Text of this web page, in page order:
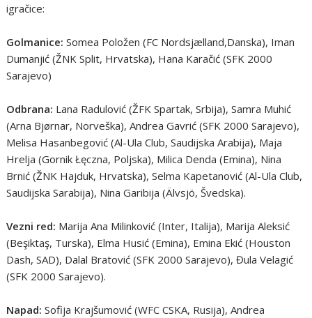
igračice:
Golmanice: Somea Položen (FC Nordsjælland,Danska), Iman
Dumanjić (ŽNK Split, Hrvatska), Hana Karačić (SFK 2000
Sarajevo)
Odbrana: Lana Radulović (ŽFK Spartak, Srbija), Samra Muhić
(Arna Bjørnar, Norveška), Andrea Gavrić (SFK 2000 Sarajevo),
Melisa Hasanbegović (Al-Ula Club, Saudijska Arabija), Maja
Hrelja (Gornik Łęczna, Poljska), Milica Denda (Emina), Nina
Brnić (ŽNK Hajduk, Hrvatska), Selma Kapetanović (Al-Ula Club,
Saudijska Sarabija), Nina Garibija (Älvsjö, Švedska).
Vezni red: Marija Ana Milinković (Inter, Italija), Marija Aleksić
(Beşiktaş, Turska), Elma Husić (Emina), Emina Ekić (Houston
Dash, SAD), Dalal Bratović (SFK 2000 Sarajevo), Đula Velagić
(SFK 2000 Sarajevo).
Napad: Sofija Krajšumović (WFC CSKA, Rusija), Andrea